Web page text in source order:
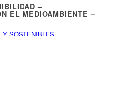
–
EL MEDIOAMBIENTE –